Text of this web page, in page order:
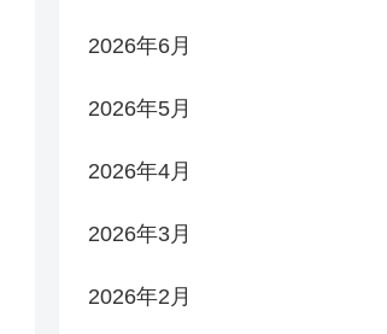
2026年6月
2026年5月
2026年4月
2026年3月
2026年2月